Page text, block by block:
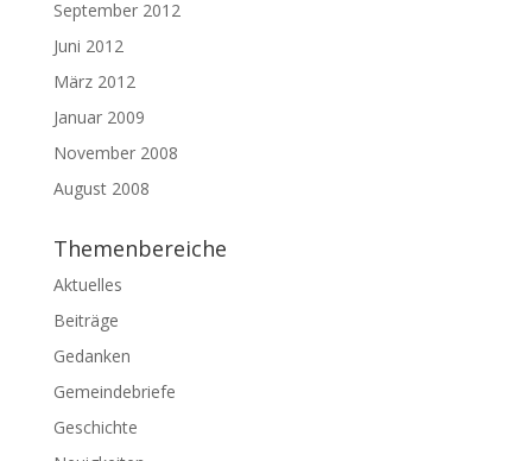
September 2012
Juni 2012
März 2012
Januar 2009
November 2008
August 2008
Themenbereiche
Aktuelles
Beiträge
Gedanken
Gemeindebriefe
Geschichte